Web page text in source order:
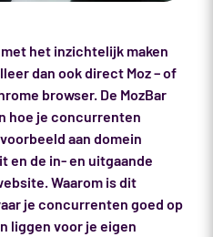
het inzichtelijk maken
dan ook direct Moz – of
browser. De MozBar
hoe je concurrenten
aan domein
en de in- en uitgaande
Waarom is dit
je concurrenten goed op
liggen voor je eigen